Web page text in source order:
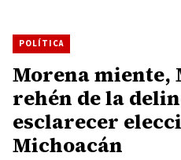
POLÍTICA
Morena miente,
rehén de la
esclarecer
Michoacán